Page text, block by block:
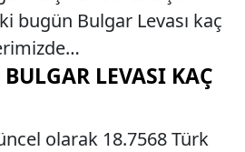
bugün Bulgar Levası kaç
LEVASI KAÇ
olarak 18.7568 Türk